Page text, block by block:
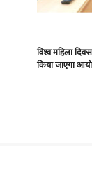
विश्व महिला
किया जाएगा